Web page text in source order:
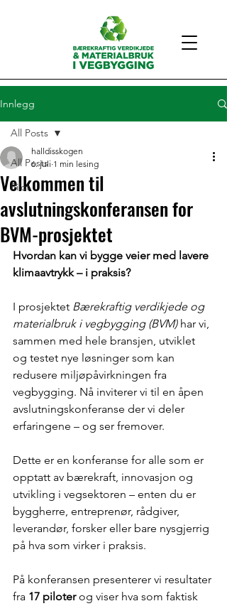
Innlegg
All Posts
Pilot
All Posts
Velkommen til
avslutningskonferansen for
BVM-prosjektet
halldisskogen
6. juli 1 min lesing
Hvordan kan vi bygge veier med lavere
klimaavtrykk – i praksis?
I prosjektet Bærekraftig verdikjede og
materialbruk i vegbygging (BVM) har vi,
sammen med hele bransjen, utviklet
og testet nye løsninger som kan
redusere miljøpåvirkningen fra
vegbygging. Nå inviterer vi til en åpen
avslutningskonferanse der vi deler
erfaringene – og ser fremover.
Dette er en konferanse for alle som er
opptatt av bærekraft, innovasjon og
utvikling i vegsektoren – enten du er
byggherre, entreprenør, rådgiver,
leverandør, forsker eller bare nysgjerrig
på hva som virker i praksis.
På konferansen presenterer vi resultater
fra 17 piloter og viser hva som faktisk